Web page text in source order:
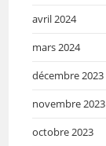
avril 2024
mars 2024
décembre 2023
novembre 2023
octobre 2023